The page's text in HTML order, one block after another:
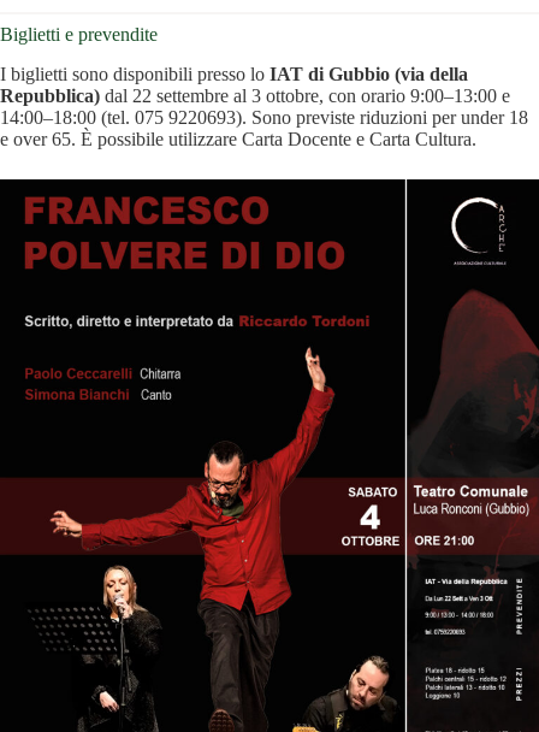
Biglietti e prevendite
I biglietti sono disponibili presso lo IAT di Gubbio (via della
Repubblica) dal 22 settembre al 3 ottobre, con orario 9:00–13:00 e
14:00–18:00 (tel. 075 9220693). Sono previste riduzioni per under 18
e over 65. È possibile utilizzare Carta Docente e Carta Cultura.